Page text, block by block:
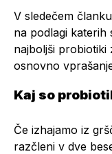
V sledečem
na podlagi katerih
najboljši probiotiki
osnovno
Kaj so
Če izhajamo iz
razčleni v dve